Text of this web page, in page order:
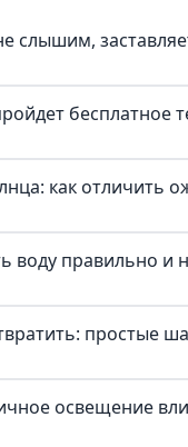
слышим,
бесплатное
как отличить
воду правильно и
простые
освещение